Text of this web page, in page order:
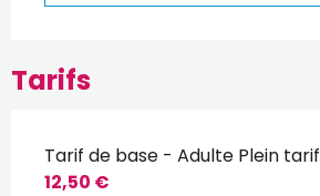
Tarifs
Tarif de base - Adulte Plein tarif
12,50 €